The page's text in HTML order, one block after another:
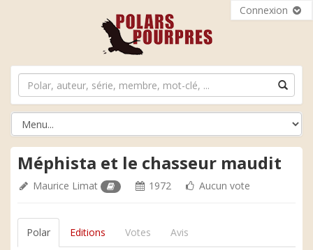
Connexion
Méphista et le chasseur maudit
Maurice Limat 1972 Aucun vote
Polar Editions Votes Avis